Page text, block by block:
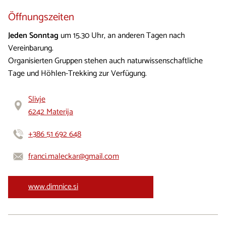
Öffnungszeiten
Jeden Sonntag um 15.30 Uhr, an anderen Tagen nach
Vereinbarung.
Organisierten Gruppen stehen auch naturwissenschaftliche
Tage und Höhlen-Trekking zur Verfügung.
Slivje
6242 Materija
+386 51 692 648
franci.maleckar@gmail.com
www.dimnice.si